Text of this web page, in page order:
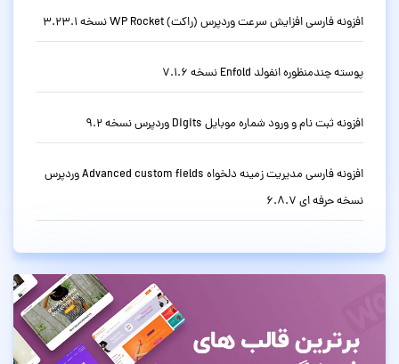
افزونه فارسی افزایش سرعت وردپرس (راکت) WP Rocket نسخه 3.23.1
پوسته چندمنظوره انفولد Enfold نسخه 7.1.6
افزونه ثبت نام و ورود شماره موبایل Digits وردپرس نسخه 9.2
افزونه فارسی مدیریت زمینه دلخواه Advanced custom fields وردپرس
نسخه حرفه ای 6.8.7